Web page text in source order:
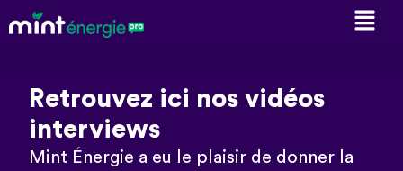
Retrouvez ici nos vidéos
interviews
Mint Énergie a eu le plaisir de donner la